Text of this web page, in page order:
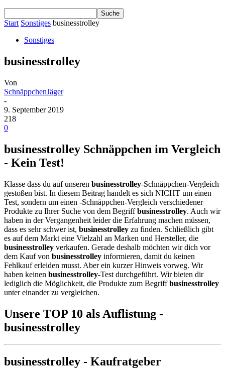
Start Sonstiges businesstrolley
Sonstiges
businesstrolley
Von
SchnäppchenJäger
-
9. September 2019
218
0
businesstrolley Schnäppchen im Vergleich
- Kein Test!
Klasse dass du auf unseren businesstrolley-Schnäppchen-Vergleich
gestoßen bist. In diesem Beitrag handelt es sich NICHT um einen
Test, sondern um einen -Schnäppchen-Vergleich verschiedener
Produkte zu Ihrer Suche von dem Begriffbusinesstrolley. Auch wir
haben in der Vergangenheit leider die Erfahrung machen müssen,
dass es sehr schwer ist, businesstrolley zu finden. Schließlich gibt
es auf dem Markt eine Vielzahl an Marken und Hersteller, die
businesstrolley verkaufen. Gerade deshalb möchten wir dich vor
dem Kauf von businesstrolley informieren, damit du keinen
Fehlkauf erleiden musst. Aber ein kurzer Hinweis vorweg. Wir
haben keinen businesstrolley-Test durchgeführt. Wir bieten dir
lediglich die Möglichkeit, die Produkte zum Begriffbusinesstrolley
unter einander zu vergleichen.
Unsere TOP 10 als Auflistung -
businesstrolley
businesstrolley - Kaufratgeber